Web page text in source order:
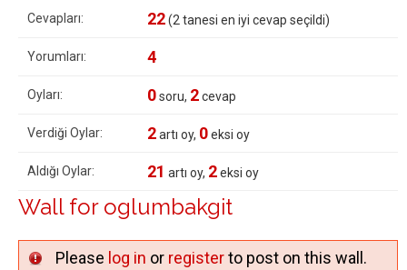
Cevapları: 22(2 tanesi en iyi cevap seçildi)
Yorumları: 4
Oyları: 0soru, 2cevap
Verdiği Oylar: 2artı oy, 0eksi oy
Aldığı Oylar: 21 artı oy, 2eksi oy
Wall for oglumbakgit
Please log in or registerto post on this wall.